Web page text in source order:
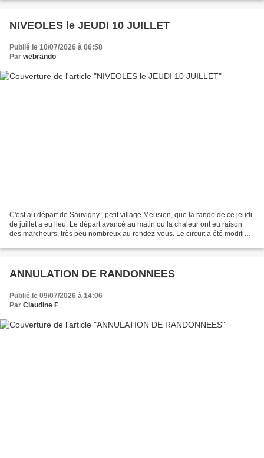
NIVEOLES le JEUDI 10 JUILLET
Publié le 10/07/2026 à 06:58
Par webrando
C'est au départ de Sauvigny , petit village Meusien, que la rando de ce jeudi
de juillet a eu lieu. Le départ avancé au matin ou la chaleur ont eu raison
des marcheurs, très peu nombreux au rendez-vous. Le circuit a été modifié
ANNULATION DE RANDONNEES
Publié le 09/07/2026 à 14:06
Par Claudine F